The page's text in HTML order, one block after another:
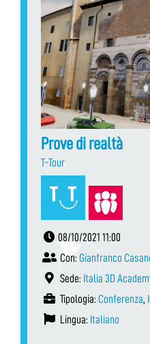
Prove di realtà
T-Tour
08/10/2021 11:00
Con: Gianfranco
Sede: Italia 3D
Tipologia: Conferenza,
Lingua: Italiano